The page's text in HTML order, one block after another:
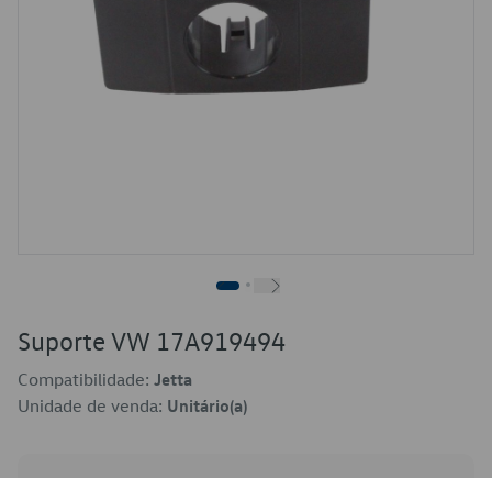
Suporte VW 17A919494
Compatibilidade: Jetta
Unidade de venda: Unitário(a)